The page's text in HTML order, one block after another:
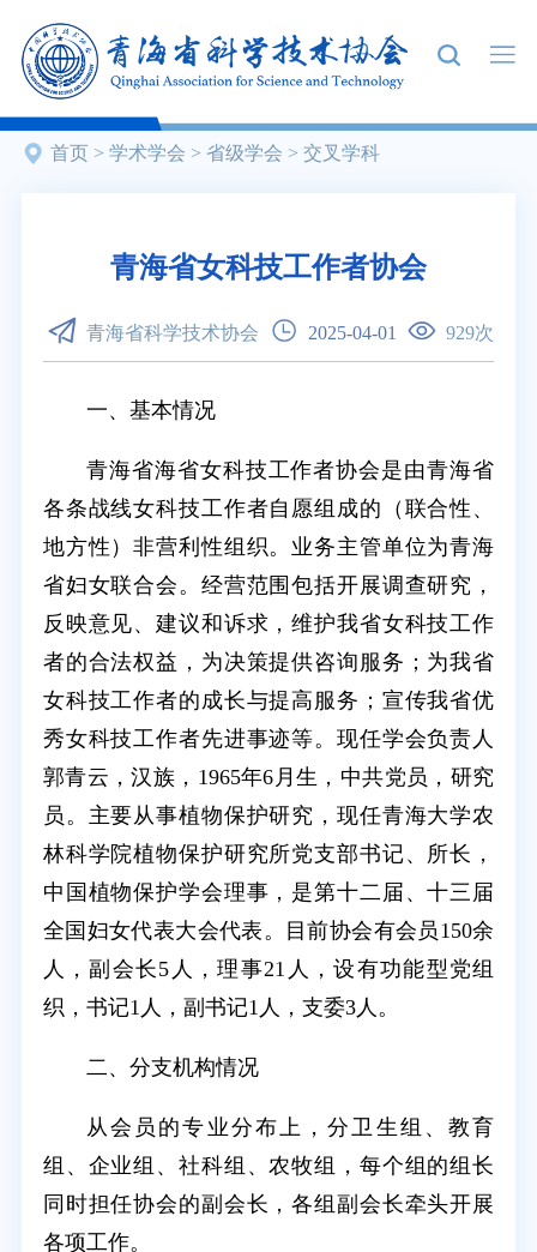
首页 > 学术学会 > 省级学会 > 交叉学科
青海省女科技工作者协会
青海省科学技术协会 2025-04-01 929次
一、基本情况
青海省海省女科技工作者协会是由青海省
各条战线女科技工作者自愿组成的（联合性、
地方性）非营利性组织。业务主管单位为青海
省妇女联合会。经营范围包括开展调查研究，
反映意见、建议和诉求，维护我省女科技工作
者的合法权益，为决策提供咨询服务；为我省
女科技工作者的成长与提高服务；宣传我省优
秀女科技工作者先进事迹等。现任学会负责人
郭青云，汉族，1965年6月生，中共党员，研究
员。主要从事植物保护研究，现任青海大学农
林科学院植物保护研究所党支部书记、所长，
中国植物保护学会理事，是第十二届、十三届
全国妇女代表大会代表。目前协会有会员150余
人，副会长5人，理事21人，设有功能型党组
织，书记1人，副书记1人，支委3人。
二、分支机构情况
从会员的专业分布上，分卫生组、教育
组、企业组、社科组、农牧组，每个组的组长
同时担任协会的副会长，各组副会长牵头开展
各项工作。